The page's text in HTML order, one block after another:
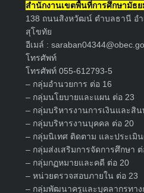
สำนักงานเขตพื้นที่การศึกษามัธ
138 ถนนสิงหวัฒน์ ตำบลธานี อำ
สุโขทัย
อีเมล์ :
โทรศัพท์
โทรศัพท์ 055-612793-5
– กลุ่มอำนวยการ ต่อ 16
– กลุ่มนโยบายและแผน ต่อ 23
– กลุ่มบริหารงานการเงินและสิ
– กลุ่มบริหารงานบุคคล ต่อ 20
– กลุ่มนิเทศ ติดตาม และประเมิ
– กลุ่มส่งเสริมการจัดการศึกษา ต่
– กลุ่มกฏหมายและคดี ต่อ 20
– หน่วยตรวจสอบภายใน ต่อ 23
– กลุ่มพัฒนาครูและบุคลากรทาง